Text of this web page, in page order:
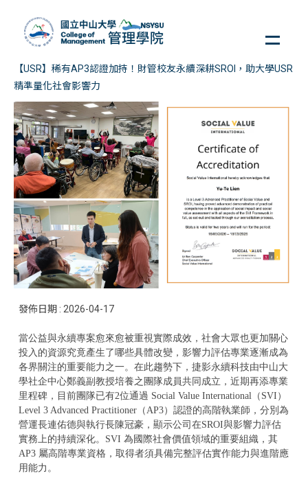
容
區
【USR】稀有AP3認證加持！財管校友永續深耕SROI，助大學USR
精準量化社會影響力
發佈日期 : 2026-04-17
當公益與永續專案愈來愈被重視實際成效，社會大眾也更加關心
投入的資源究竟產生了哪些具體改變，影響力評估專業逐漸成為
各界關注的重要能力之一。在此趨勢下，捷影永續科技由中山大
學社企中心鄭義副教授培養之團隊成員共同成立，近期再添專業
里程碑，目前團隊已有2位通過 Social Value International（SVI）
Level 3 Advanced Practitioner（AP3）認證的高階執業師，分別為
營運長連佑德與執行長陳冠豪，顯示公司在SROI與影響力評估
實務上的持續深化。SVI 為國際社會價值領域的重要組織，其
AP3 屬高階專業資格，取得者須具備完整評估實作能力與進階應
用能力。